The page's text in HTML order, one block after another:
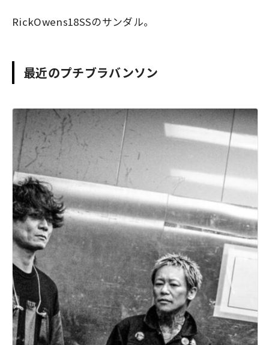
RickOwens18SSのサンダル。
最近のプチブラバンソン